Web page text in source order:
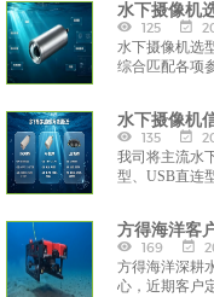
精准度与安全
水下摄像机
125
水下摄像机选
综合匹配各项
水下摄像机
135
我司将主流水
型、USB直连
方得海洋客
169
方得海洋深耕
心，近期客户